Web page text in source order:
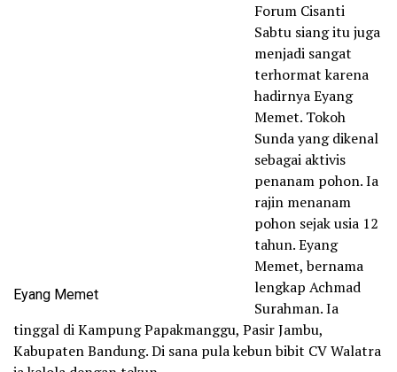
Eyang Memet
Forum Cisanti
Sabtu siang itu juga
menjadi sangat
terhormat karena
hadirnya Eyang
Memet. Tokoh
Sunda yang dikenal
sebagai aktivis
penanam pohon. Ia
rajin menanam
pohon sejak usia 12
tahun. Eyang
Memet, bernama
lengkap Achmad
Surahman. Ia
tinggal di Kampung Papakmanggu, Pasir Jambu,
Kabupaten Bandung. Di sana pula kebun bibit CV Walatra